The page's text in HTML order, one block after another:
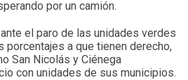
por un camión.
el paro de las unidades verdes
porcentajes a que tienen derecho,
San Nicolás y Ciénega
con unidades de sus municipios.